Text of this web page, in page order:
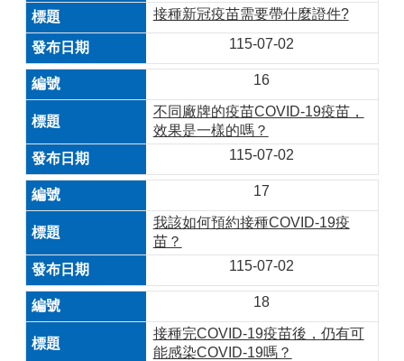
接種新冠疫苗需要帶什麼證件?
115-07-02
16
不同廠牌的疫苗COVID-19疫苗，
效果是一樣的嗎？
115-07-02
17
我該如何預約接種COVID-19疫
苗？
115-07-02
18
接種完COVID-19疫苗後，仍有可
能感染COVID-19嗎？